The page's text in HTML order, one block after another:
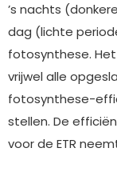
’s nachts
dag (lichte
fotosynthese.
vrijwel alle
fotosynthese-
stellen. De
voor de ETR